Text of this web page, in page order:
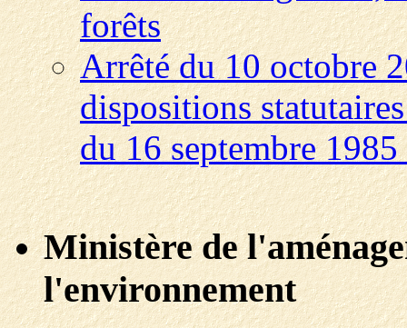
forêts
Arrêté du 10 octobre
dispositions
du 16 septembre
Ministère de
l'environnement